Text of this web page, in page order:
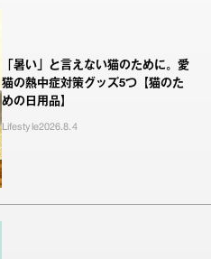
「暑い」と言えない猫のために。愛
猫の熱中症対策グッズ5つ【猫のた
めの日用品】
Lifestyle2026.8.4